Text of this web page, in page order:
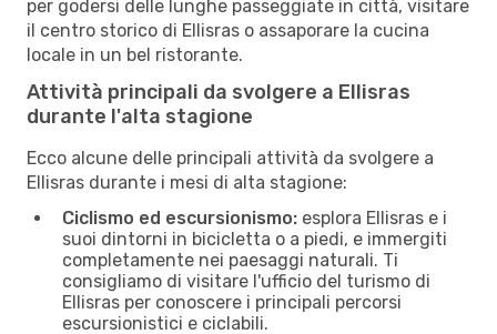
per godersi delle lunghe passeggiate in città, visitare
il centro storico di Ellisras o assaporare la cucina
locale in un bel ristorante.
Attività principali da svolgere a Ellisras
durante l'alta stagione
Ecco alcune delle principali attività da svolgere a
Ellisras durante i mesi di alta stagione:
Ciclismo ed escursionismo: esplora Ellisras e i
suoi dintorni in bicicletta o a piedi, e immergiti
completamente nei paesaggi naturali. Ti
consigliamo di visitare l'ufficio del turismo di
Ellisras per conoscere i principali percorsi
escursionistici e ciclabili.